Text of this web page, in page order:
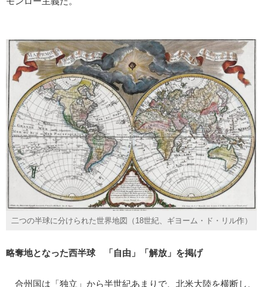
二つの半球に分けられた世界地図（18世紀、ギヨーム・ド・リル作）
略奪地となった西半球 「自由」「解放」を掲げ
合州国は「独立」から半世紀あまりで、北米大陸を横断し、